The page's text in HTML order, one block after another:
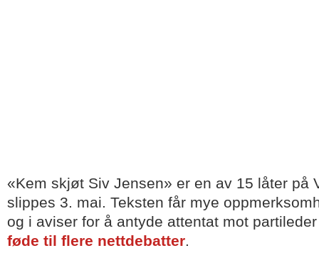
«Kem skjøt Siv Jensen» er en av 15 låter på
slippes 3. mai. Teksten får mye
og i aviser for å antyde attentat mot
føde til flere nettdebatter.